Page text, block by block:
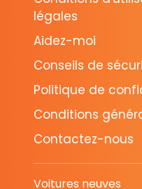
légales
Aidez-moi
Conseils de
Politique de
Conditions
Contactez-nous
Voitures neuves